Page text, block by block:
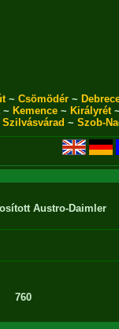
~ Csömödér~
~ Kemence ~ Királyrét~
Szilvásvárad ~ Szob-
Austro-Daimler
760